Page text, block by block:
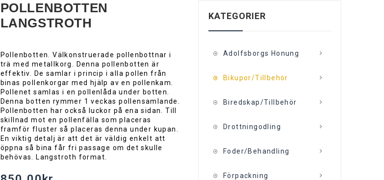
POLLENBOTTEN
LANGSTROTH
Pollenbotten. Välkonstruerade pollenbottnar i
trä med metallkorg. Denna pollenbotten är
effektiv. De samlar i princip i alla pollen från
binas pollenkorgar med hjälp av en pollenkam.
Pollenet samlas i en pollenlåda under botten.
Denna botten rymmer 1 veckas pollensamlande.
Pollenbotten har också luckor på ena sidan. Till
skillnad mot en pollenfälla som placeras
framför fluster så placeras denna under kupan.
En viktig detalj är att det är väldig enkelt att
öppna så bina får fri passage om det skulle
behövas. Langstroth format.
KATEGORIER
Adolfsborgs Honung
Bikupor/Tillbehör
Biredskap/Tillbehör
Drottningodling
Foder/Behandling
Förpackning